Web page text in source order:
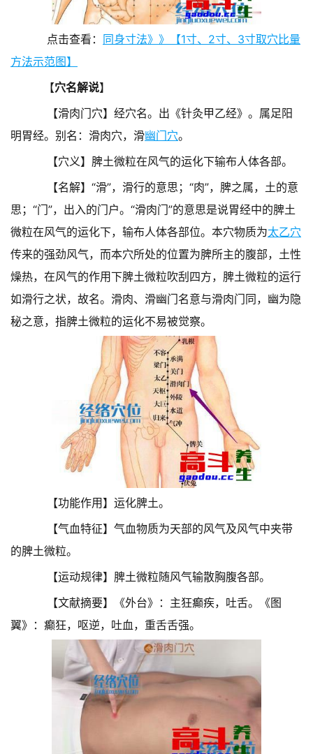
点击查看： 同身寸法》》【1寸、2寸、3寸取穴比量
方法示范图】
【穴名解说】
【滑肉门穴】经穴名。出《针灸甲乙经》。属足阳
明胃经。别名：滑肉穴，滑幽门穴。
【穴义】脾土微粒在风气的运化下输布人体各部。
【名解】“滑”，滑行的意思；“肉”，脾之属，土的意
思；“门”，出入的门户。“滑肉门”的意思是说胃经中的脾土
微粒在风气的运化下，输布人体各部位。本穴物质为太乙穴
传来的强劲风气，而本穴所处的位置为脾所主的腹部，土性
燥热，在风气的作用下脾土微粒吹刮四方，脾土微粒的运行
如滑行之状，故名。滑肉、滑幽门名意与滑肉门同，幽为隐
秘之意，指脾土微粒的运化不易被觉察。
【功能作用】运化脾土。
【气血特征】气血物质为天部的风气及风气中夹带
的脾土微粒。
【运动规律】脾土微粒随风气输散胸腹各部。
【文献摘要】《外台》：主狂癫疾，吐舌。《图
翼》：癫狂，呕逆，吐血，重舌舌强。